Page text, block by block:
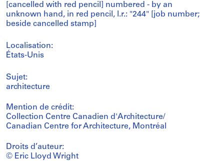
[cancelled with red pencil] numbered - by an
unknown hand, in red pencil, l.r.: "244" [job number;
beside cancelled stamp]
Localisation:
États-Unis
Sujet:
architecture
Mention de crédit:
Collection Centre Canadien d'Architecture/
Canadian Centre for Architecture, Montréal
Droits d’auteur:
© Eric Lloyd Wright